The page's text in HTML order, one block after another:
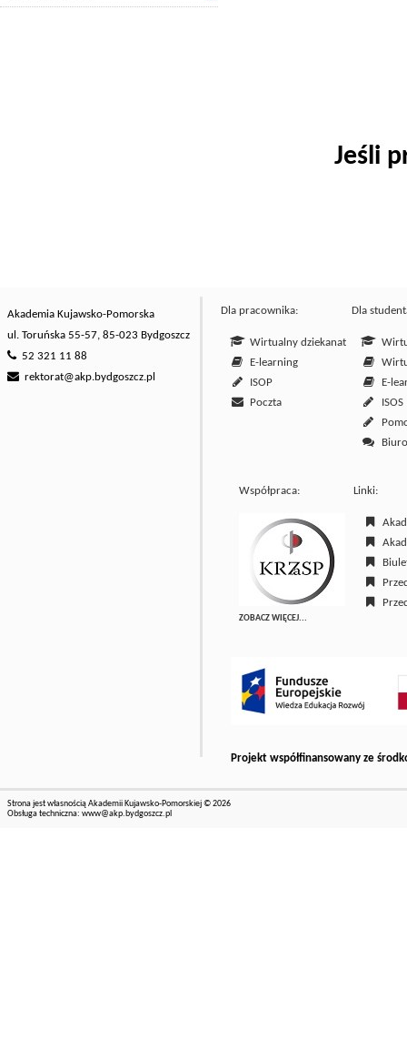
Jeśli
Akademia Kujawsko-Pomorska
ul. Toruńska 55-57, 85-023 Bydgoszcz
52 321 11 88
rektorat@akp.bydgoszcz.pl
Dla pracownika:
Wirtualny dziekanat
E-learning
ISOP
Poczta
Dla
E-
ISOS
Współpraca:
ZOBACZ WIĘCEJ...
Linki:
Projekt współfinansowany ze
Strona jest własnością Akademii Kujawsko-Pomorskiej © 2026
Obsługa techniczna: www@akp.bydgoszcz.pl